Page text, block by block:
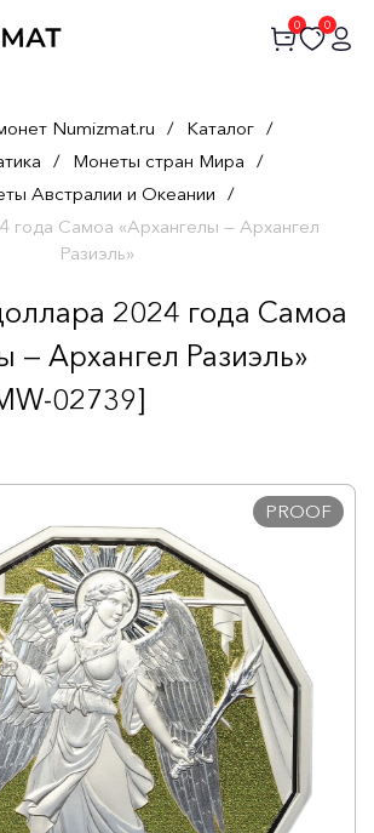
0 0
Numizmat.ru / Каталог /
/ Монеты стран Мира /
Австралии и Океании /
года Самоа «Архангелы — Архангел
Разиэль»
2024 года Самоа
— Архангел Разиэль»
02739]
PROOF